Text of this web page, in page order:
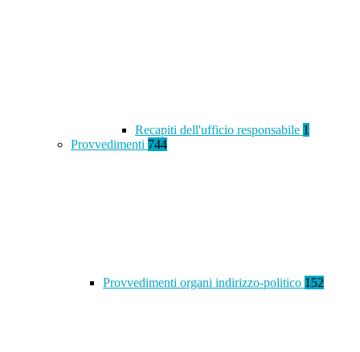
Recapiti dell'ufficio responsabile 1
Provvedimenti 744
Provvedimenti organi indirizzo-politico 152